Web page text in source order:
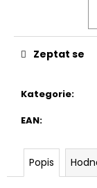
Kategorie:
EAN:
Zeptat se
Popis
r
u
m